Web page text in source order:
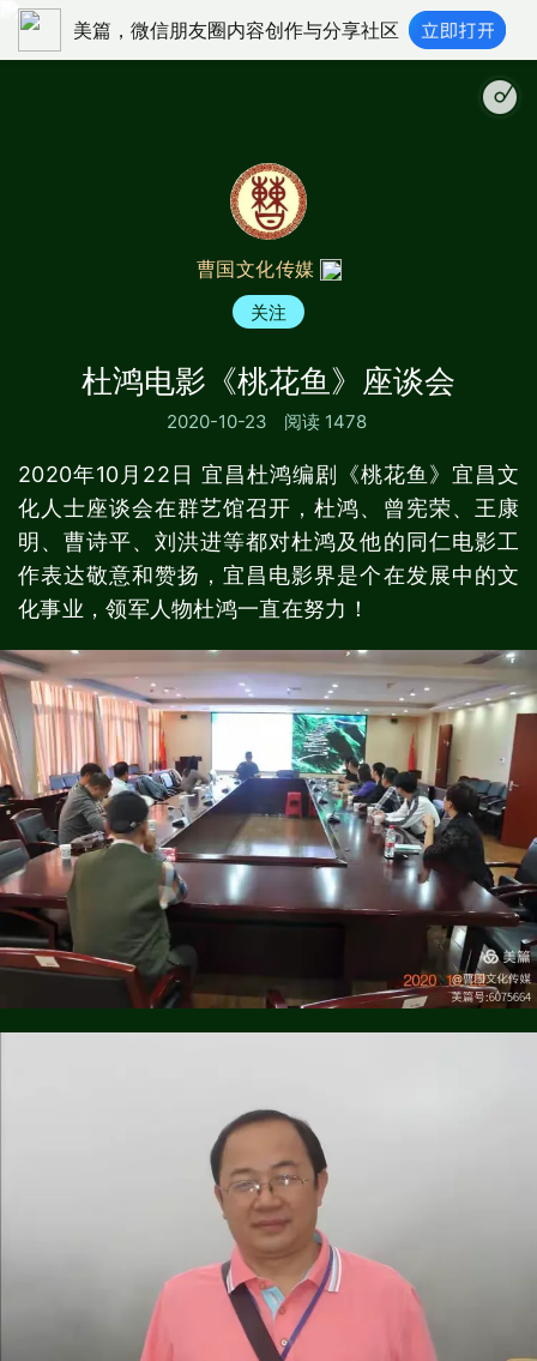
美篇，微信朋友圈内容创作与分享社区
曹国文化传媒
关注
杜鸿电影《桃花鱼》座谈会
2020-10-23 阅读 1478
2020年10月22日 宜昌杜鸿编剧《桃花鱼》宜昌文
化人士座谈会在群艺馆召开，杜鸿、曾宪荣、王康
明、曹诗平、刘洪进等都对杜鸿及他的同仁电影工
作表达敬意和赞扬，宜昌电影界是个在发展中的文
化事业，领军人物杜鸿一直在努力！